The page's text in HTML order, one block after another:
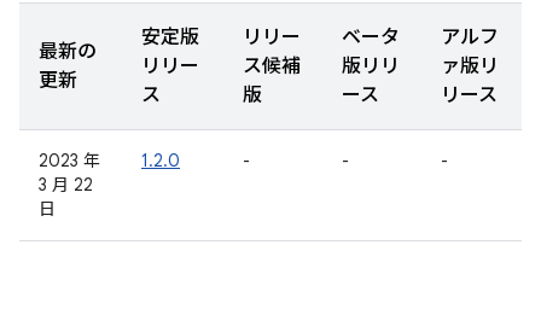
最新の
更新
安定版
リリー
ス
リリー
ス候補
版
ベータ
版リリ
ース
アルフ
ァ版リ
リース
2023 年
3 月 22
日
1.2.0 - - -